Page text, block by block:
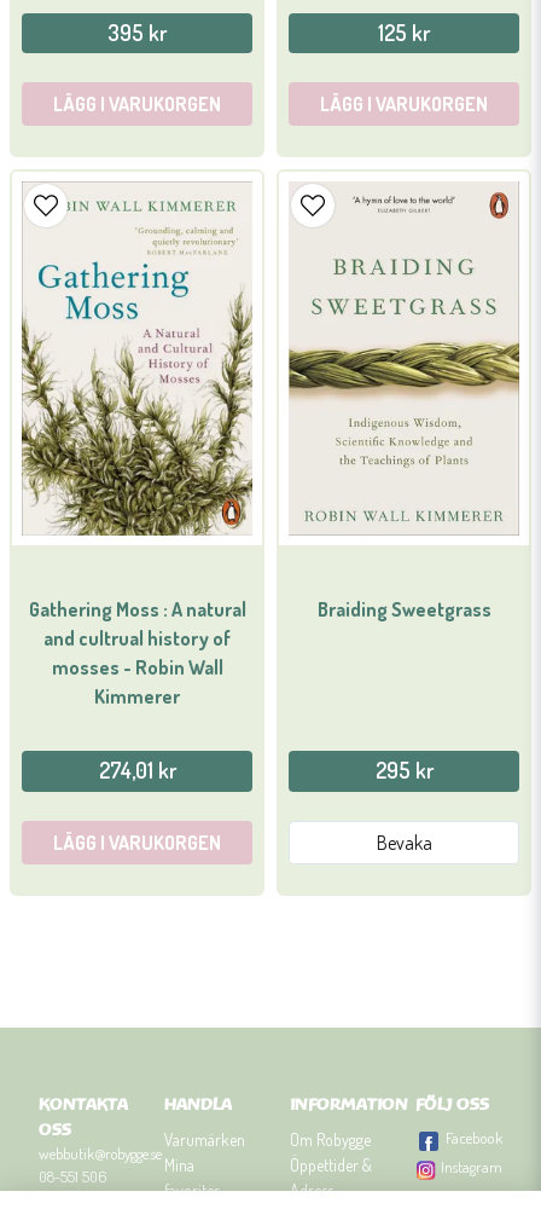
395 kr
LÄGG I VARUKORGEN
125 kr
LÄGG I VARUKORGEN
Gathering Moss : A natural
and cultrual history of
mosses - Robin Wall
Kimmerer
274,01 kr
LÄGG I VARUKORGEN
Braiding Sweetgrass
295 kr
Bevaka
KONTAKTA
OSS
webbutik@robygge.se
08-551 506
HANDLA
Varumärken
Mina
favoriter
INFORMATION
Om Robygge
Öppettider &
Adress
FÖLJ OSS
Facebook
Instagram